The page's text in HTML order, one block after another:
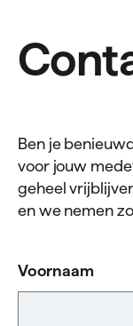
Ben je
voor jouw
geheel
en we nemen
Voornaam